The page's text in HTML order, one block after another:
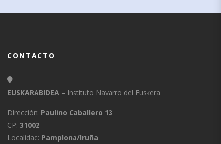
CONTACTO
EUSKARABIDEA – Instituto Navarro del Euskera
Dirección: Paulino Caballero 13
CP: 31002
Localidad: Pamplona/Iruña